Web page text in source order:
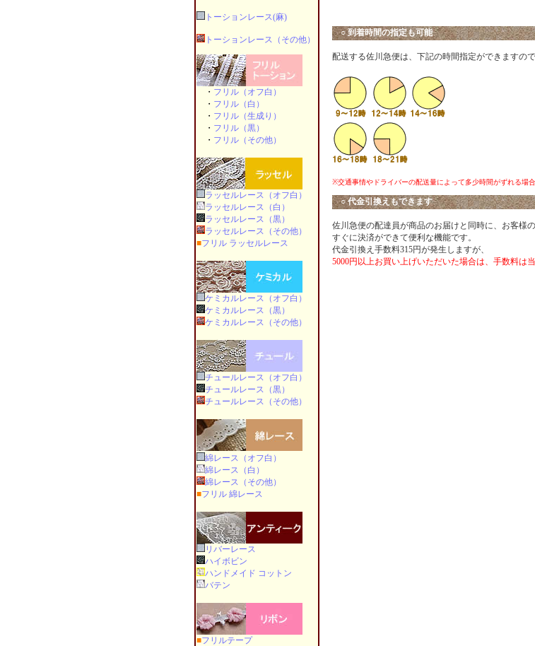
トーションレース(麻)
トーションレース（その他）
・ フリル（オフ白）
・ フリル（白）
・ フリル（生成り）
・ フリル（黒）
・ フリル（その他）
ラッセルレース（オフ白）
ラッセルレース（白）
ラッセルレース（黒）
ラッセルレース（その他）
■フリル ラッセルレース
ケミカルレース（オフ白）
ケミカルレース（黒）
ケミカルレース（その他）
チュールレース（オフ白）
チュールレース（黒）
チュールレース（その他）
綿レース（オフ白）
綿レース（白）
綿レース（その他）
■フリル 綿レース
リバーレース
ハイボビン
ハンドメイド コットン
バテン
■フリルテープ
○ 到着時間の指定も可能
配送する佐川急便は、下記の時間指定ができますの
発送済
※交通事情やドライバーの配送量によって多少時間がずれる場
○ 代金引換えもできます
佐川急便の配達員が商品のお届けと同時に、お客様
すぐに決済ができて便利な機能です。
代金引換え手数料315円が発生しますが、
5000円以上お買い上げいただいた場合は、手数料は
お支払い方法